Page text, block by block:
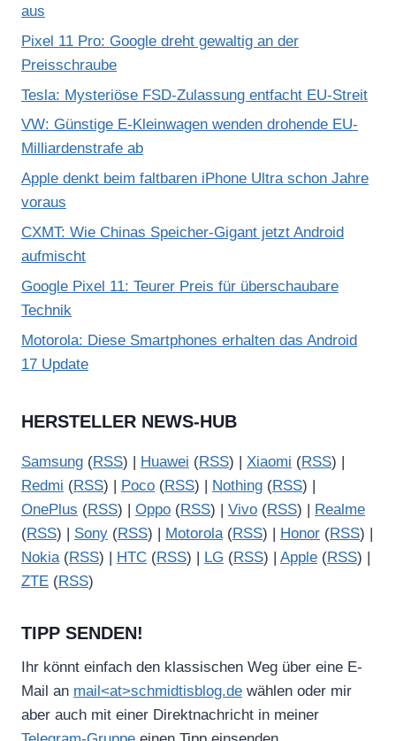
aus
Pixel 11 Pro: Google dreht gewaltig an der
Preisschraube
Tesla: Mysteriöse FSD-Zulassung entfacht EU-Streit
VW: Günstige E-Kleinwagen wenden drohende EU-
Milliardenstrafe ab
Apple denkt beim faltbaren iPhone Ultra schon Jahre
voraus
CXMT: Wie Chinas Speicher-Gigant jetzt Android
aufmischt
Google Pixel 11: Teurer Preis für überschaubare
Technik
Motorola: Diese Smartphones erhalten das Android
17 Update
HERSTELLER NEWS-HUB
Samsung (RSS) | Huawei (RSS) | Xiaomi (RSS) |
Redmi (RSS) | Poco (RSS) | Nothing (RSS) |
OnePlus (RSS) | Oppo (RSS) | Vivo (RSS) |
Realme
(RSS) | Sony (RSS) | Motorola(RSS) | Honor (RSS) |
Nokia(RSS) | HTC (RSS) | LG (RSS) | Apple (RSS) |
ZTE (RSS)
TIPP SENDEN!
Ihr könnt einfach den klassischen Weg über eine E-
Mail an mail<at>schmidtisblog.de wählen oder mir
aber auch mit einer Direktnachricht in meiner